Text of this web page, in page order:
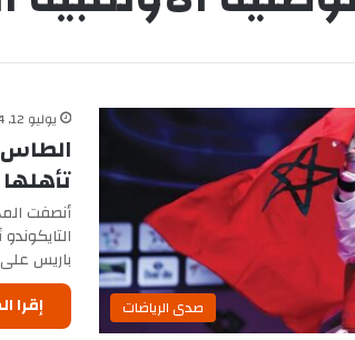
صدى الرياضات
يوليو 12, 2024
أنصفت
باريس
إقرا